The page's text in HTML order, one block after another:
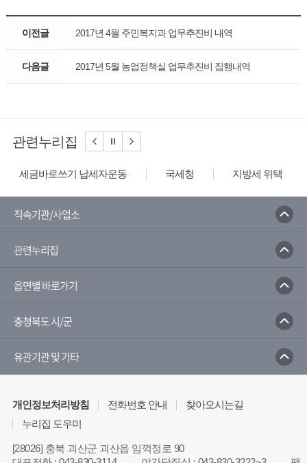
이전글 2017년 4월 주민복지과 업무추진비 내역
다음글 2017년 5월 농업정책실 업무추진비 집행내역
관련누리집
세금바로쓰기 납세자운동 국세청 지방세 위택스
직속기관/사업소
관련누리집
읍면별 바로가기
충청북도 시/군
유관기관 및 기타
개인정보처리방침 전화번호 안내
찾아오시는길
누리집 도우미
[28026] 충북 괴산군 괴산읍 임꺽정로 90